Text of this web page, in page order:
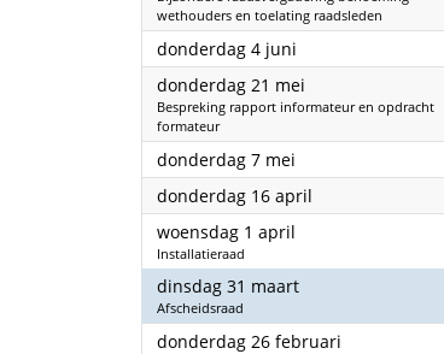
wethouders en toelating raadsleden
donderdag 4 juni
donderdag 21 mei
Bespreking rapport informateur en opdracht
formateur
donderdag 7 mei
donderdag 16 april
woensdag 1 april
Installatieraad
dinsdag 31 maart2026
Afscheidsraad
donderdag 26 februari